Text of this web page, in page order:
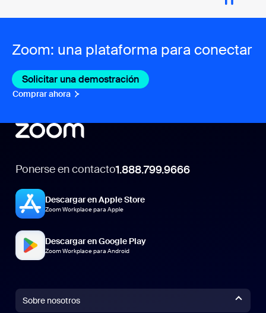
Zoom: una plataforma para conectar
Solicitar una demostración
Comprar ahora
Ponerse en contacto1.888.799.9666
Descargar en Apple Store
Zoom Workplace para Apple
Descargar en Google Play
Zoom Workplace para Android
Sobre nosotros